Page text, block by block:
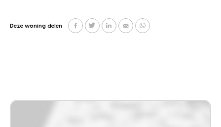
Deze woning delen